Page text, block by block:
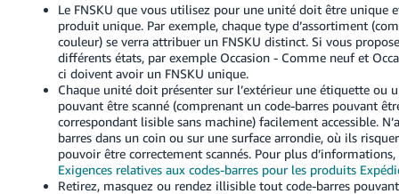
Le FNSKU que vous utilisez pour une unité doit être unique
produit unique. Par exemple, chaque type d’assortiment
couleur) se verra attribuer un FNSKU distinct. Si vous
différents états, par exemple Occasion - Comme neuf et
ci doivent avoir un FNSKU unique.
Chaque unité doit présenter sur l’extérieur une étiquette ou
pouvant être scanné (comprenant un code-barres pouvant
correspondant lisible sans machine) facilement accessible.
barres dans un coin ou sur une surface arrondie, où ils
pouvoir être correctement scannés. Pour plus
Exigences relatives aux codes-barres pour les produits
Retirez, masquez ou rendez illisible tout code-barres